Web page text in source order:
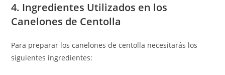
4. Ingredientes Utilizados en los
Canelones de Centolla
Para preparar los canelones de centolla necesitarás los
siguientes ingredientes: